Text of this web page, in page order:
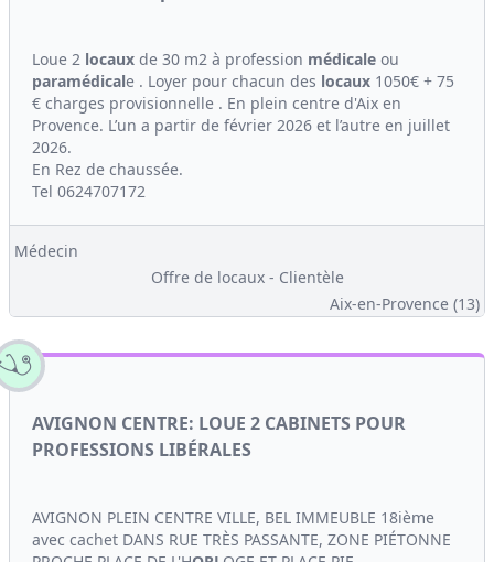
Loue 2 locaux de 30 m2 à profession médicale ou
paramédicale . Loyer pour chacun des locaux 1050€ + 75
€ charges provisionnelle . En plein centre d'Aix en
Provence. L’un a partir de février 2026 et l’autre en juillet
2026.
En Rez de chaussée.
Tel 0624707172
Médecin
Offre de locaux - Clientèle
Aix-en-Provence (13)
AVIGNON CENTRE: LOUE 2 CABINETS POUR
PROFESSIONS LIBÉRALES
AVIGNON PLEIN CENTRE VILLE, BEL IMMEUBLE 18ième
avec cachet DANS RUE TRÈS PASSANTE, ZONE PIÉTONNE